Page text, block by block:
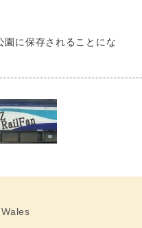
園に保存されることにな